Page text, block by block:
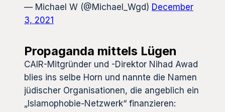
— Michael W (@Michael_Wgd) December
3, 2021
Propaganda mittels Lügen
CAIR-Mitgründer und -Direktor Nihad Awad
blies ins selbe Horn und nannte die Namen
jüdischer Organisationen, die angeblich ein
„Islamophobie-Netzwerk“ finanzieren: